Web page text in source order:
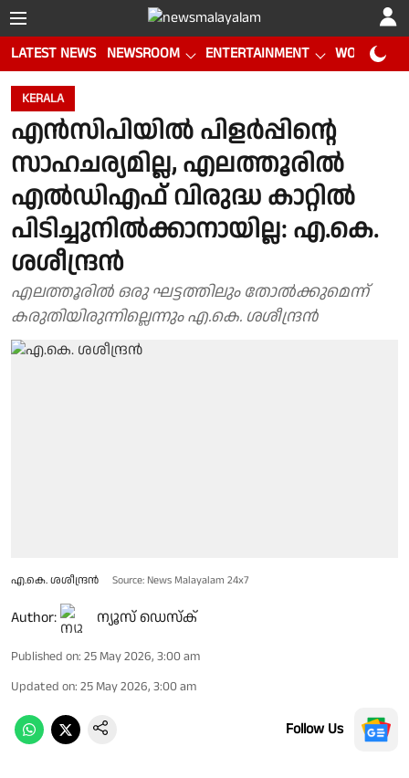
LATEST NEWS NEWSROOM ENTERTAINMENT WORLD CUP
KERALA
എന്‍സിപിയില്‍ പിളര്‍പ്പിൻ്റെ
സാഹചര്യമില്ല, എലത്തൂരില്‍
എല്‍ഡിഎഫ് വിരുദ്ധ കാറ്റില്‍
പിടിച്ചുനില്‍ക്കാനായില്ല: എ.കെ.
ശശീന്ദ്രന്‍
എലത്തൂരിൽ ഒരു ഘട്ടത്തിലും തോൽക്കുമെന്ന്
കരുതിയിരുന്നില്ലെന്നും എ.കെ. ശശീന്ദ്രന്‍
എ.കെ. ശശീന്ദ്രന്‍ Source: News Malayalam 24x7
Author: ന്യൂസ് ഡെസ്ക്
Published on: 25 May 2026, 3:00 am
Updated on: 25 May 2026, 3:00 am
Follow Us